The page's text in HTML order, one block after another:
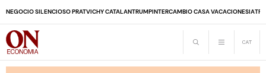
NEGOCIO SILENCIOSO PRATVICHY CATALANTRUMPINTERCAMBIO CASA VACACIONESIA